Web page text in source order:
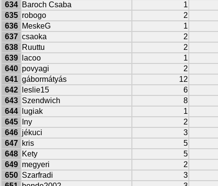
634
Baroch Csaba
1
635 robogo
2
636
MeskeG
1
637 csaoka
2
638
Ruuttu
2
639
lacoo
1
640 povyagi
2
641 gábormátyás
12
642
leslie15
6
643 Szendwich
8
644
lugiak
1
645
Iny
2
646 jékuci
3
647
kris
5
648
Kety
5
649 megyeri
2
650 Szarfradi
3